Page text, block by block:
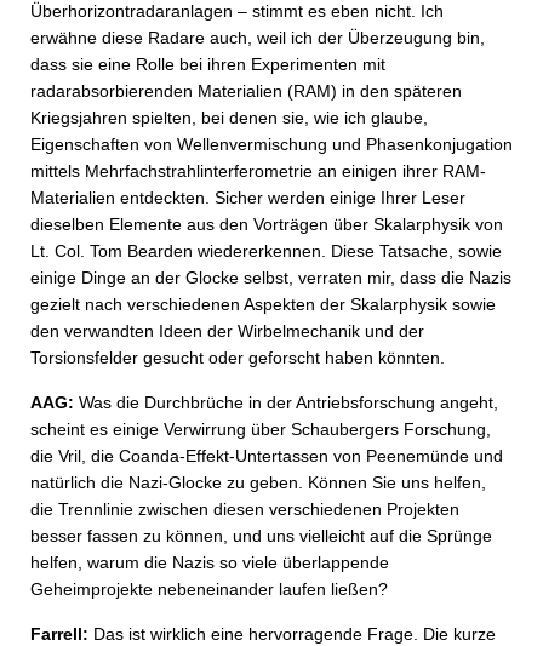
Überhorizontradaranlagen – stimmt es eben nicht. Ich
erwähne diese Radare auch, weil ich der Überzeugung bin,
dass sie eine Rolle bei ihren Experimenten mit
radarabsorbierenden Materialien (RAM) in den späteren
Kriegsjahren spielten, bei denen sie, wie ich glaube,
Eigenschaften von Wellenvermischung und Phasenkonjugation
mittels Mehrfachstrahlinterferometrie an einigen ihrer RAM-
Materialien entdeckten. Sicher werden einige Ihrer Leser
dieselben Elemente aus den Vorträgen über Skalarphysik von
Lt. Col. Tom Bearden wiedererkennen. Diese Tatsache, sowie
einige Dinge an der Glocke selbst, verraten mir, dass die Nazis
gezielt nach verschiedenen Aspekten der Skalarphysik sowie
den verwandten Ideen der Wirbelmechanik und der
Torsionsfelder gesucht oder geforscht haben könnten.
AAG: Was die Durchbrüche in der Antriebsforschung angeht,
scheint es einige Verwirrung über Schaubergers Forschung,
die Vril, die Coanda-Effekt-Untertassen von Peenemünde und
natürlich die Nazi-Glocke zu geben. Können Sie uns helfen,
die Trennlinie zwischen diesen verschiedenen Projekten
besser fassen zu können, und uns vielleicht auf die Sprünge
helfen, warum die Nazis so viele überlappende
Geheimprojekte nebeneinander laufen ließen?
Farrell: Das ist wirklich eine hervorragende Frage. Die kurze